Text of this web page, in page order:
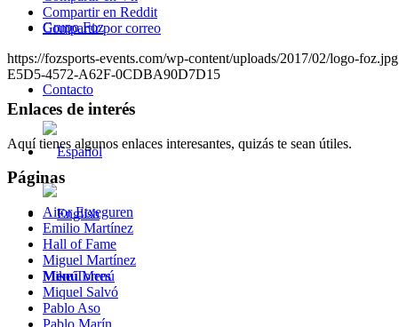
Grupo Foz
Contacto
Menú Menú
Compartir en Reddit
Compartir por correo
https://fozsports-events.com/wp-content/uploads/2017/02/logo-foz.jpg
E5D5-4572-A62F-0CDBA90D7D15
Enlaces de interés
Aquí tienes algunos enlaces interesantes, quizás te sean útiles.
Páginas
Aitor Etxeguren
Emilio Martínez
Hall of Fame
Miguel Martínez
Mike Torres
Miquel Salvó
Pablo Aso
Pablo Marín